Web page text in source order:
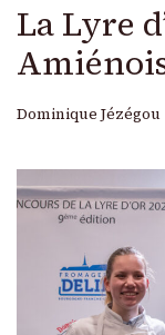
La Lyre
Dominique Jézégou